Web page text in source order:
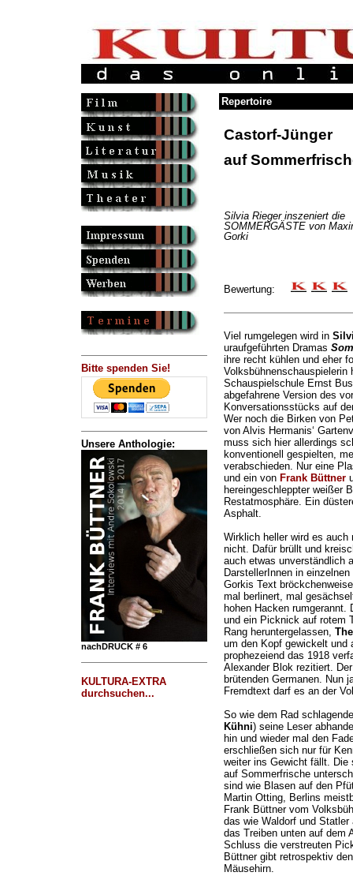
Bitte spenden Sie!
Unsere Anthologie:
nachDRUCK # 6
KULTURA-EXTRA
durchsuchen...
Repertoire
Castorf-Jünger
auf
Silvia Rieger inszeniert die
SOMMERGÄSTE von
Gorki
Bewertung:
Viel rumgelegen wird in
uraufgeführten Dramas
ihre recht kühlen und eher
Volksbühnenschauspielerin
Schauspielschule Ernst
abgefahrene Version des
Konversationsstücks auf
Wer noch die Birken von
von Alvis Hermanis‘
muss sich hier allerdings
konventionell gespielten,
verabschieden. Nur eine
und ein von Frank Büttner
hereingeschleppter weißer
Restatmosphäre. Ein
Asphalt.
Wirklich heller wird es auch
nicht. Dafür brüllt und
auch etwas unverständlich
DarstellerInnen in
Gorkis Text
mal berlinert, mal
hohen Hacken rumgerannt.
und ein Picknick auf rotem
Rang heruntergelassen,
um den Kopf gewickelt
prophezeiend das 1918
Alexander Blok rezitiert.
brütenden Germanen. Nun
Fremdtext darf es an der
So wie dem Rad
Kühni) seine Leser
hin und wieder mal den
erschließen sich nur für
weiter ins Gewicht fällt.
auf Sommerfrische
sind wie Blasen auf den
Martin Otting, Berlins
Frank Büttner vom
das wie Waldorf und
das Treiben unten auf dem
Schluss die verstreuten
Büttner gibt retrospektiv
Mäusehirn.